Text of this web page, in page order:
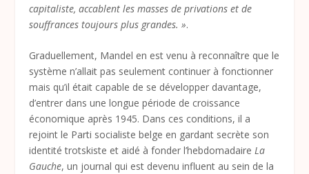
capitaliste, accablent les masses de privations et de
souffrances toujours plus grandes. ».
Graduellement, Mandel en est venu à reconnaître que le
système n’allait pas seulement continuer à fonctionner
mais qu’il était capable de se développer davantage,
d’entrer dans une longue période de croissance
économique après 1945. Dans ces conditions, il a
rejoint le Parti socialiste belge en gardant secrète son
identité trotskiste et aidé à fonder l’hebdomadaireLa
Gauche, un journal qui est devenu influent au sein de la